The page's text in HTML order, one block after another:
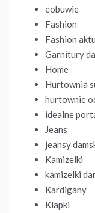
eobuwie
Fashion
Fashion
Garnitury
Home
Hurtownia
hurtownie
idealne
Jeans
jeansy
Kamizelki
kamizelki
Kardigany
Klapki